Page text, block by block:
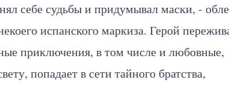
себе судьбы и придумывал маски, -
испанского маркиза. Герой
приключения, в том числе и любовные,
попадает в сети тайного братства,